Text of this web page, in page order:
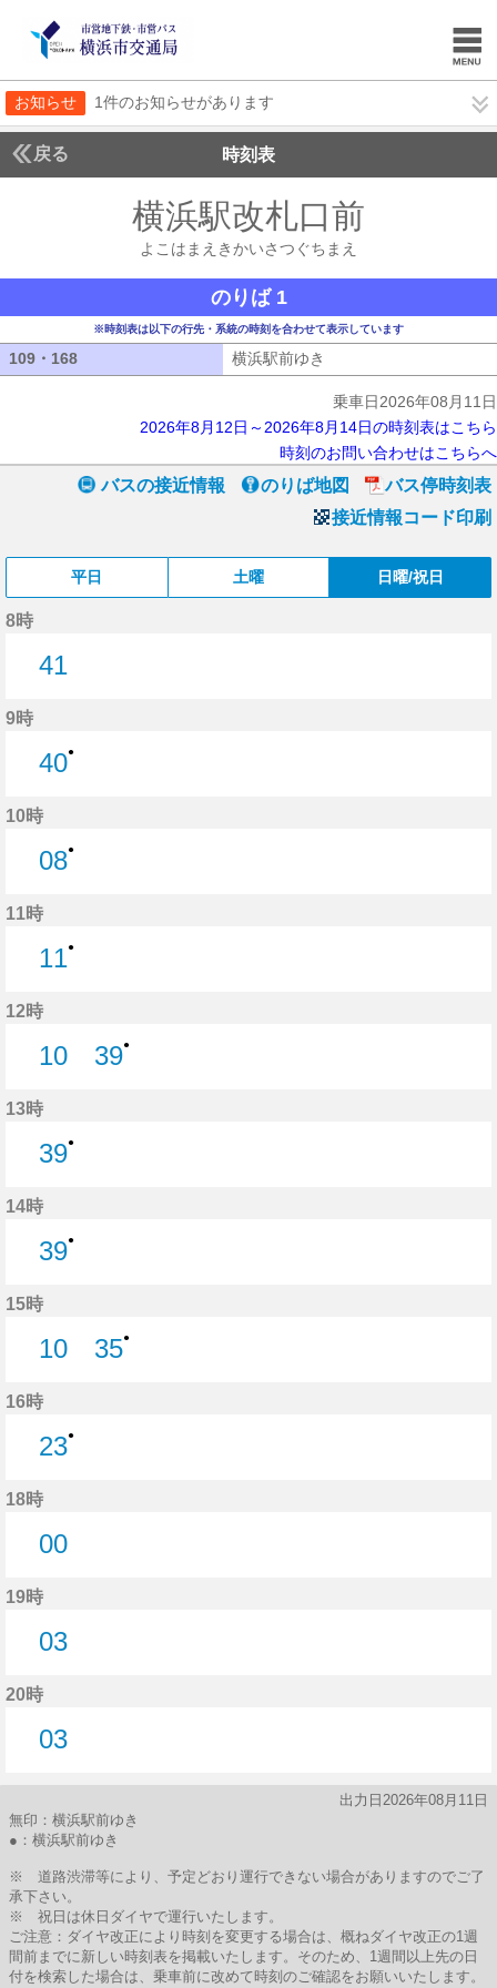
お知らせ 1件のお知らせがあります
戻る 時刻表
横浜駅改札口前
よこはまえきかいさつぐちまえ
のりば 1
※時刻表は以下の行先・系統の時刻を合わせて表示しています
109・168 横浜駅前ゆき
乗車日2026年08月11日
2026年8月12日～2026年8月14日の時刻表はこちら
時刻のお問い合わせはこちらへ
バスの接近情報 のりば地図
バス停時刻表
接近情報コード印刷
平日 土曜 日曜/祝日
8時
41
9時
40●
10時
08●
11時
11●
12時
10
39●
13時
39●
14時
39●
15時
10
35●
16時
23●
18時
00
19時
03
20時
03
出力日2026年08月11日
無印：横浜駅前ゆき
●：横浜駅前ゆき
※ 道路渋滞等により、予定どおり運行できない場合がありますのでご了
承下さい。
※ 祝日は休日ダイヤで運行いたします。
ご注意：ダイヤ改正により時刻を変更する場合は、概ねダイヤ改正の1週
間前までに新しい時刻表を掲載いたします。そのため、1週間以上先の日
付を検索した場合は、乗車前に改めて時刻のご確認をお願いいたします。